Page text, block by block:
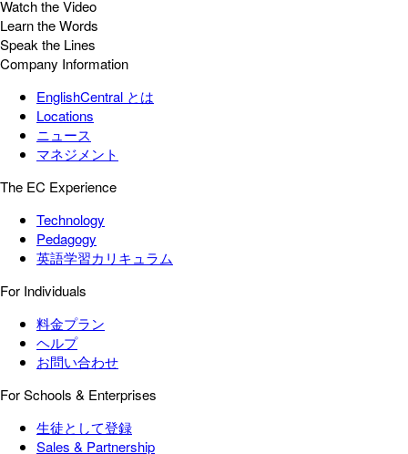
Watch the Video
Learn the Words
Speak the Lines
Company Information
EnglishCentral とは
Locations
ニュース
マネジメント
The EC Experience
Technology
Pedagogy
英語学習カリキュラム
For Individuals
料金プラン
ヘルプ
お問い合わせ
For Schools & Enterprises
生徒として登録
Sales & Partnership